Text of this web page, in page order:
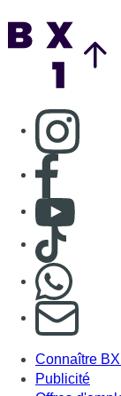
Consulter
Connaître
Publicité